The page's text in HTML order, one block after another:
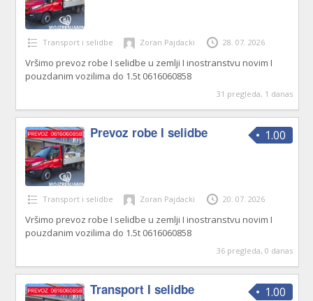
Transport i selidbe Zoran Pajdacki 28. 07. 2026
Vršimo prevoz robe I selidbe u zemlji I inostranstvu novim I
pouzdanim vozilima do 1.5t 0616060858
31 pregleda, 1 danas
1.00
Prevoz robe I selidbe
Transport i selidbe Zoran Pajdacki 20. 07. 2026
Vršimo prevoz robe I selidbe u zemlji I inostranstvu novim I
pouzdanim vozilima do 1.5t 0616060858
36 pregleda, 0 danas
1.00
Transport I selidbe